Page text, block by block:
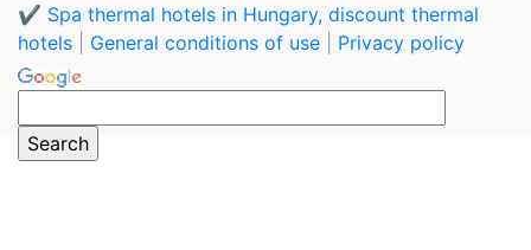
✔️ Spa thermal hotels in Hungary, discount thermal
hotels
General conditions of use Privacy policy